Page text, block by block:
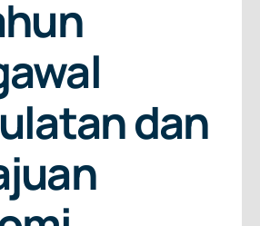
Clients
About Us
Consultation
dan